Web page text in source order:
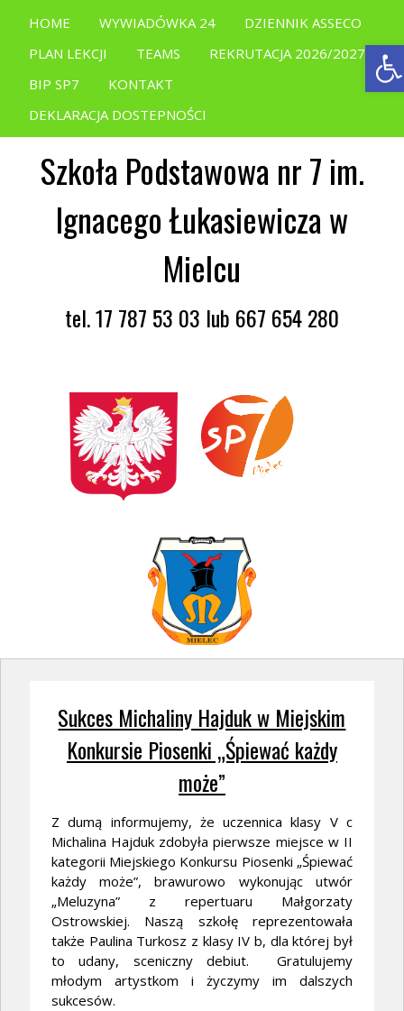
HOME WYWIADÓWKA 24
DZIENNIK ASSECO
PLAN LEKCJI
TEAMS
REKRUTACJA 2026/2027
BIP SP7
KONTAKT
DEKLARACJA DOSTEPNOŚCI
Szkoła Podstawowa nr 7 im.
Ignacego Łukasiewicza w
Mielcu
tel. 17 787 53 03 lub 667 654 280
Sukces Michaliny Hajduk w Miejskim
Konkursie Piosenki „Śpiewać każdy
może”
Z dumą informujemy, że uczennica klasy V c
Michalina Hajduk zdobyła pierwsze miejsce w II
kategorii Miejskiego Konkursu Piosenki „Śpiewać
każdy może”, brawurowo wykonując utwór
„Meluzyna” z repertuaru Małgorzaty
Ostrowskiej. Naszą szkołę reprezentowała
także Paulina Turkosz z klasy IV b, dla której był
to udany, sceniczny debiut. Gratulujemy
młodym artystkom i życzymy im dalszych
sukcesów.